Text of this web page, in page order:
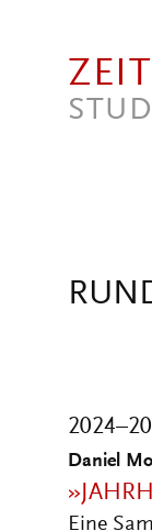
Daniel
Eine